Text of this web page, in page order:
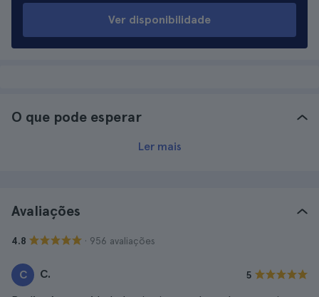
Ver disponibilidade
O que pode esperar
Ler mais
Avaliações
4.8 · 956 avaliações
C C. 5